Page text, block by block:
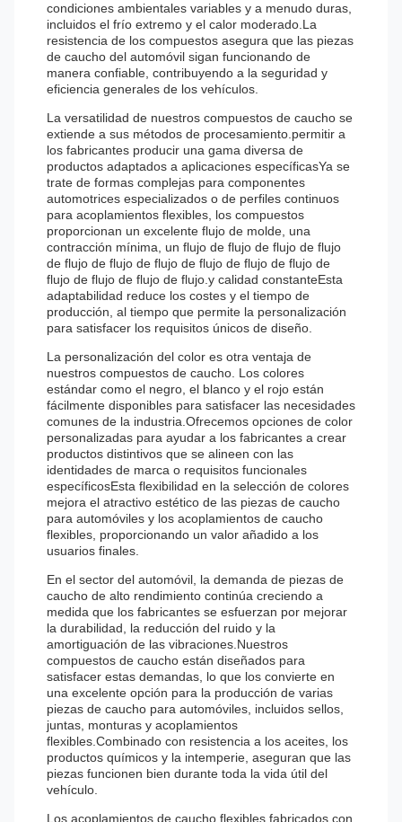
condiciones ambientales variables y a menudo duras,
incluidos el frío extremo y el calor moderado.La
resistencia de los compuestos asegura que las piezas
de caucho del automóvil sigan funcionando de
manera confiable, contribuyendo a la seguridad y
eficiencia generales de los vehículos.
La versatilidad de nuestros compuestos de caucho se
extiende a sus métodos de procesamiento.permitir a
los fabricantes producir una gama diversa de
productos adaptados a aplicaciones específicasYa se
trate de formas complejas para componentes
automotrices especializados o de perfiles continuos
para acoplamientos flexibles, los compuestos
proporcionan un excelente flujo de molde, una
contracción mínima, un flujo de flujo de flujo de flujo
de flujo de flujo de flujo de flujo de flujo de flujo de
flujo de flujo de flujo de flujo.y calidad constanteEsta
adaptabilidad reduce los costes y el tiempo de
producción, al tiempo que permite la personalización
para satisfacer los requisitos únicos de diseño.
La personalización del color es otra ventaja de
nuestros compuestos de caucho. Los colores
estándar como el negro, el blanco y el rojo están
fácilmente disponibles para satisfacer las necesidades
comunes de la industria.Ofrecemos opciones de color
personalizadas para ayudar a los fabricantes a crear
productos distintivos que se alineen con las
identidades de marca o requisitos funcionales
específicosEsta flexibilidad en la selección de colores
mejora el atractivo estético de las piezas de caucho
para automóviles y los acoplamientos de caucho
flexibles, proporcionando un valor añadido a los
usuarios finales.
En el sector del automóvil, la demanda de piezas de
caucho de alto rendimiento continúa creciendo a
medida que los fabricantes se esfuerzan por mejorar
la durabilidad, la reducción del ruido y la
amortiguación de las vibraciones.Nuestros
compuestos de caucho están diseñados para
satisfacer estas demandas, lo que los convierte en
una excelente opción para la producción de varias
piezas de caucho para automóviles, incluidos sellos,
juntas, monturas y acoplamientos
flexibles.Combinado con resistencia a los aceites, los
productos químicos y la intemperie, aseguran que las
piezas funcionen bien durante toda la vida útil del
vehículo.
Los acoplamientos de caucho flexibles fabricados con